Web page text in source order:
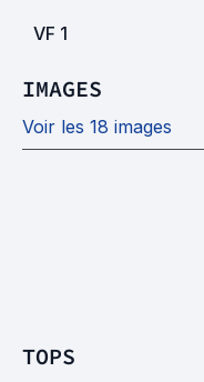
VF 1
IMAGES
Voir les 18 images
TOPS